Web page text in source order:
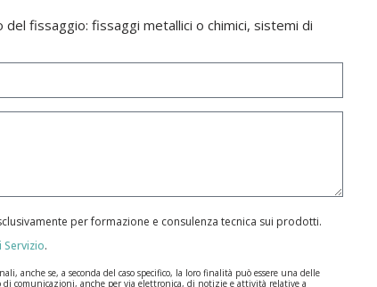
fissaggio: fissaggi metallici o chimici, sistemi di
per formazione e consulenza tecnica sui prodotti.
Servizio.
anche se, a seconda del caso specifico, la loro finalità può essere una delle
comunicazioni, anche per via elettronica, di notizie e attività relative a